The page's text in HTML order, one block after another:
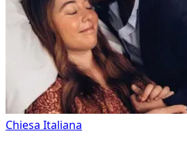
Chiesa Italiana